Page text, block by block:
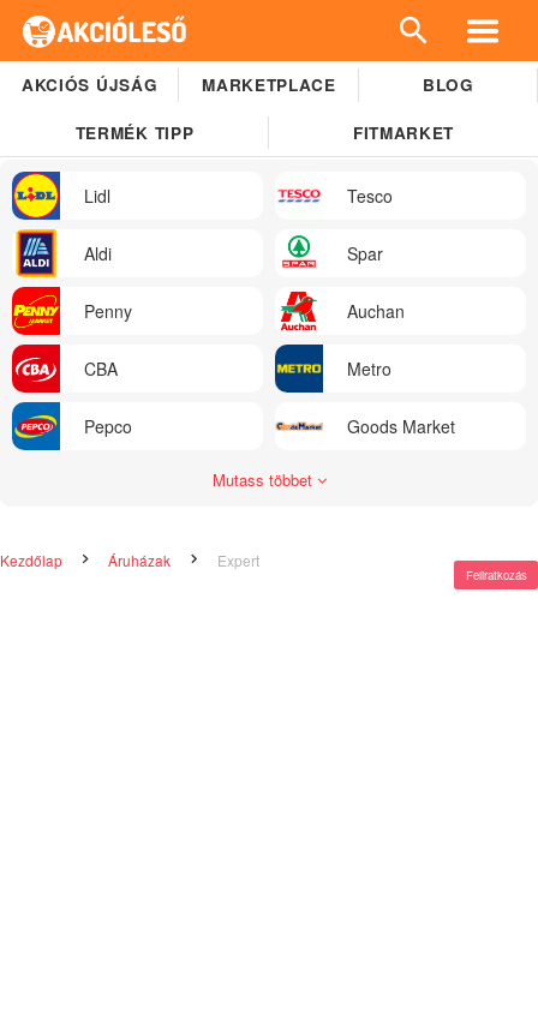
AKCIÓS ÚJSÁG MARKETPLACE BLOG
TERMÉK TIPP FITMARKET
Lidl Tesco
Aldi Spar
Penny Auchan
CBA Metro
Pepco Goods Market
Mutass többet
Kezdőlap Áruházak Expert
Feliratkozás